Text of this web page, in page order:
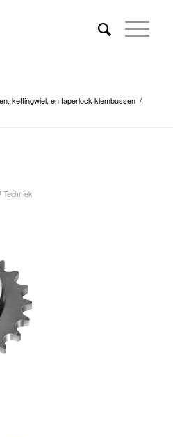
kettingwiel, en taperlock klembussen /
Techniek